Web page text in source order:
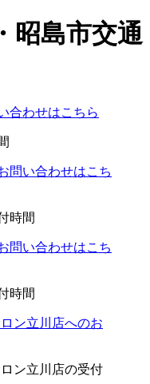
昭島市交通